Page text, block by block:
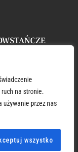
na stronie.
używanie przez nas
wszystko